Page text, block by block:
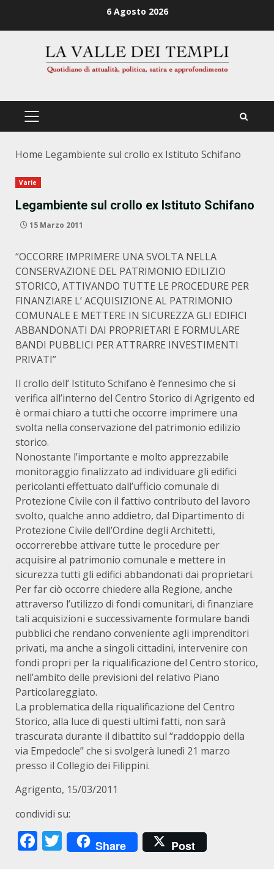
6 Agosto 2026
PRIMÄRES
Home Legambiente sul crollo ex Istituto Schifano
Varie
Legambiente sul crollo ex Istituto Schifano
15 Marzo 2011
“OCCORRE IMPRIMERE UNA SVOLTA NELLA
CONSERVAZIONE DEL PATRIMONIO EDILIZIO
STORICO, ATTIVANDO TUTTE LE PROCEDURE PER
FINANZIARE L’ ACQUISIZIONE AL PATRIMONIO
COMUNALE E METTERE IN SICUREZZA GLI EDIFICI
ABBANDONATI DAI PROPRIETARI E FORMULARE
BANDI PUBBLICI PER ATTRARRE INVESTIMENTI
PRIVATI”
Il crollo dell’ Istituto Schifano è l’ennesimo che si
verifica all’interno del Centro Storico di Agrigento ed
è ormai chiaro a tutti che occorre imprimere una
svolta nella conservazione del patrimonio edilizio
storico.
Nonostante l’importante e molto apprezzabile
monitoraggio finalizzato ad individuare gli edifici
pericolanti effettuato dall’ufficio comunale di
Protezione Civile con il fattivo contributo del lavoro
svolto, qualche anno addietro, dal Dipartimento di
Protezione Civile dell’Ordine degli Architetti,
occorrerebbe attivare tutte le procedure per
acquisire al patrimonio comunale e mettere in
sicurezza tutti gli edifici abbandonati dai proprietari.
Per far ciò occorre chiedere alla Regione, anche
attraverso l’utilizzo di fondi comunitari, di finanziare
tali acquisizioni e successivamente formulare bandi
pubblici che rendano conveniente agli imprenditori
privati, ma anche a singoli cittadini, intervenire con
fondi propri per la riqualificazione del Centro storico,
nell’ambito delle previsioni del relativo Piano
Particolareggiato.
La problematica della riqualificazione del Centro
Storico, alla luce di questi ultimi fatti, non sarà
trascurata durante il dibattito sul “raddoppio della
via Empedocle” che si svolgerà lunedì 21 marzo
presso il Collegio dei Filippini.
Agrigento, 15/03/2011
condividi su:
Facebook
Twitter
Share Post